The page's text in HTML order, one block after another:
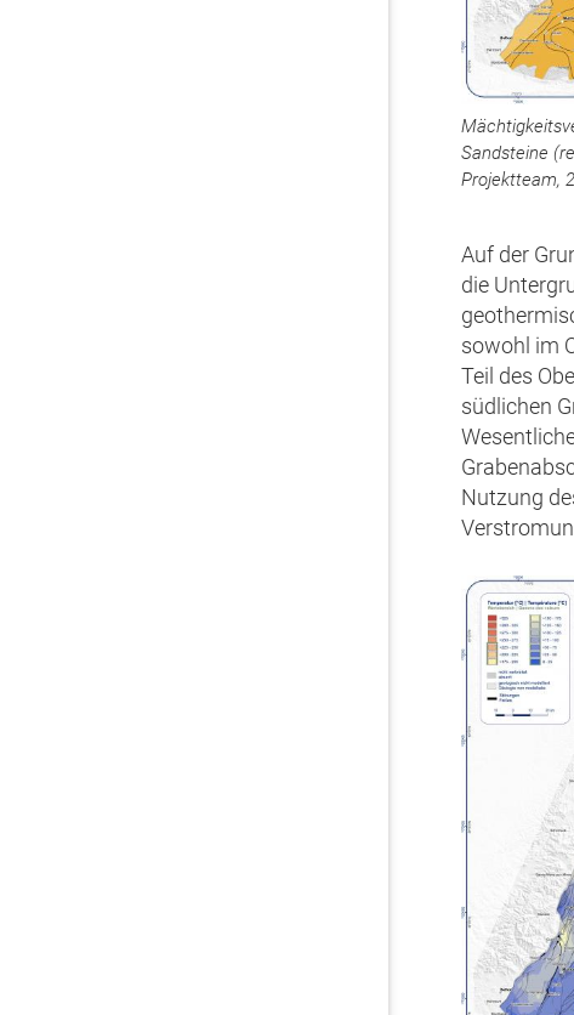
Sandsteine
Projektteam,
Auf der
die
sowohl im
Teil des
südlichen
Nutzung